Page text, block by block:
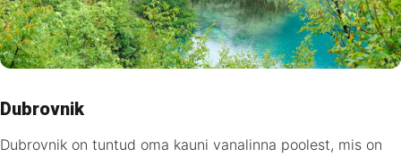
Dubrovnik
Dubrovnik on tuntud oma kauni vanalinna poolest, mis on